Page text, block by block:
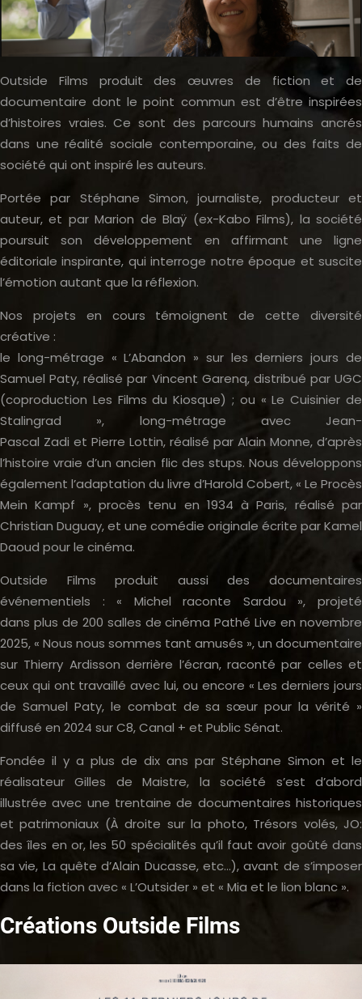
Outside Films produit des œuvres de fiction et de
documentaire dont le point commun est d’être inspirées
d’histoires vraies. Ce sont des parcours humains ancrés
dans une réalité sociale contemporaine, ou des faits de
société qui ont inspiré les auteurs.
Portée par Stéphane Simon, journaliste, producteur et
auteur, et par Marion de Blaÿ (ex-Kabo Films), la société
poursuit son développement en affirmant une ligne
éditoriale inspirante, qui interroge notre époque et suscite
l’émotion autant que la réflexion.
Nos projets en cours témoignent de cette diversité
créative :
le long-métrage « L’Abandon » sur les derniers jours de
Samuel Paty, réalisé par Vincent Garenq, distribué par UGC
(coproduction Les Films du Kiosque) ; ou « Le Cuisinier de
Stalingrad », long-métrage avec Jean-
Pascal Zadi et Pierre Lottin, réalisé par Alain Monne, d’après
l’histoire vraie d’un ancien flic des stups. Nous développons
également l’adaptation du livre d’Harold Cobert, « Le Procès
Mein Kampf », procès tenu en 1934 à Paris, réalisé par
Christian Duguay, et une comédie originale écrite par Kamel
Daoud pour le cinéma.
Outside Films produit aussi des documentaires
événementiels : « Michel raconte Sardou », projeté
dans plus de 200 salles de cinéma Pathé Live en novembre
2025, « Nous nous sommes tant amusés », un documentaire
sur Thierry Ardisson derrière l’écran, raconté par celles et
ceux qui ont travaillé avec lui, ou encore « Les derniers jours
de Samuel Paty, le combat de sa sœur pour la vérité »
diffusé en 2024 sur C8, Canal + et Public Sénat.
Fondée il y a plus de dix ans par Stéphane Simon et le
réalisateur Gilles de Maistre, la société s’est d’abord
illustrée avec une trentaine de documentaires historiques
et patrimoniaux (À droite sur la photo, Trésors volés, JO:
des îles en or, les 50 spécialités qu’il faut avoir goûté dans
sa vie, La quête d’Alain Ducasse, etc…), avant de s’imposer
dans la fiction avec « L’Outsider » et « Mia et le lion blanc ».
Créations Outside Films